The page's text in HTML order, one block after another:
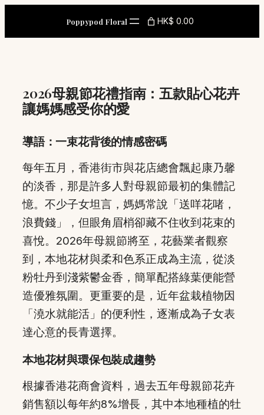
content
Poppypod Floral HK$ 0.00
2026母親節花禮指南：五款貼心花卉
讓媽媽感受你的愛
導語：一束花背後的情感密碼
每年五月，香港街市與花店總會飄起康乃馨
的淡香，那是許多人對母親節最初的集體記
憶。不少子女坦言，媽媽常說「送咩花啫，
浪費錢」，但眼角眉梢卻藏不住收到花束的
喜悅。2026年母親節將至，花藝業者觀察
到，本地花材與柔和色系正成為主流，從淡
粉牡丹到淺紫鬱金香，簡單配搭綠葉便能營
造優雅氛圍。更重要的是，近年盆栽植物因
「澆水就能活」的便利性，逐漸成為子女表
達心意的長青選擇。
本地花材與環保包裝成趨勢
根據香港花商會資料，過去五年母親節花卉
銷售額以每年約8%增長，其中本地種植的牡